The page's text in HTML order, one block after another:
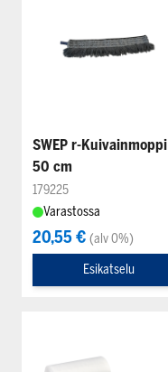
SWEP r-Kuivainmoppi
50 cm
179225
Varastossa
20,55 € (alv 0%)
Esikatselu